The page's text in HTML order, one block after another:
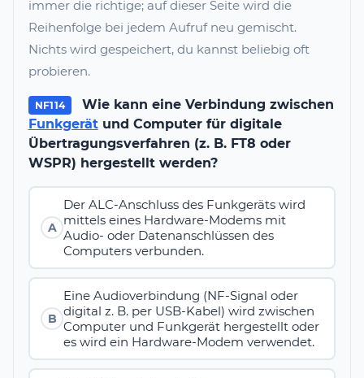
immer die richtige; auf dieser Seite wird die
Reihenfolge bei jedem Aufruf neu gemischt.
Nichts wird gespeichert, du kannst beliebig oft
probieren.
NF114
Wie kann eine Verbindung zwischen
Funkgerätund Computer für digitale
Übertragungsverfahren (z. B. FT8 oder
WSPR) hergestellt werden?
A
Der ALC-Anschluss des Funkgeräts wird
mittels eines Hardware-Modems mit
Audio- oder Datenanschlüssen des
Computers verbunden.
B
Eine Audioverbindung (NF-Signal oder
digital z. B. per USB-Kabel) wird zwischen
Computer und Funkgerät hergestellt oder
es wird ein Hardware-Modem verwendet.